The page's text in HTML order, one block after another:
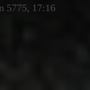
5775, 17:16